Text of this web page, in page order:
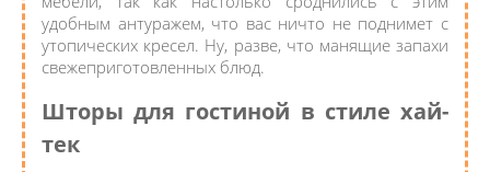
удобным антуражем, что вас ничто не поднимет с
утопических кресел. Ну, разве, что манящие запахи
свежеприготовленных блюд.
Шторы для гостиной в стиле хай-
тек